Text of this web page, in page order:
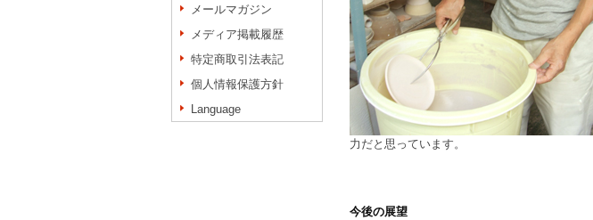
メールマガジン
メディア掲載履歴
特定商取引法表記
個人情報保護方針
Language
力だと思っています。
今後の展望